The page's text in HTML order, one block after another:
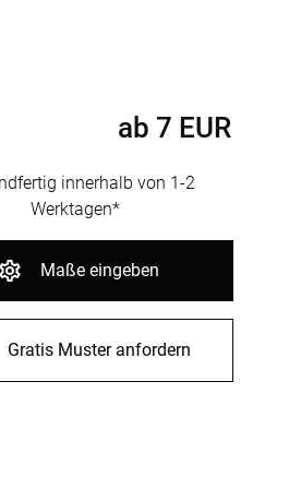
ab 7 EUR
innerhalb von 1-2
Werktagen*
Maße eingeben
Gratis Muster anfordern